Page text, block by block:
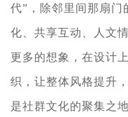
代”， 除邻里间那扇门
化、共享互动、人文
更多的想象，在设计
织，让整体风格提升
是社群文化的聚集之地